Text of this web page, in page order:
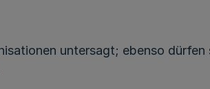
untersagt; ebenso dürfen